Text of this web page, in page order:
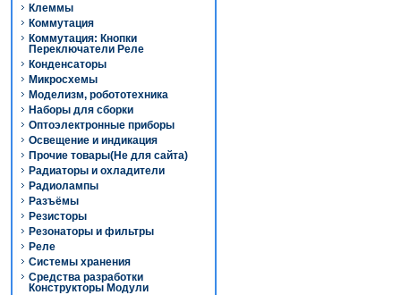
Клеммы
Коммутация
Коммутация: Кнопки
Переключатели Реле
Конденсаторы
Микросхемы
Моделизм, робототехника
Наборы для сборки
Оптоэлектронные приборы
Освещение и индикация
Прочие товары(Не для сайта)
Радиаторы и охладители
Радиолампы
Разъёмы
Резисторы
Резонаторы и фильтры
Реле
Системы хранения
Средства разработки
Конструкторы Модули